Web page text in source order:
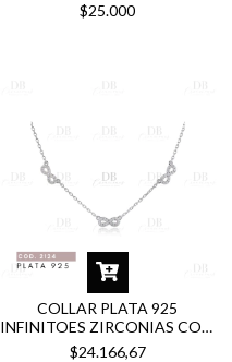
$25.000
COLLAR PLATA 925
INFINITOES ZIRCONIAS COD.
2124
$24.166,67